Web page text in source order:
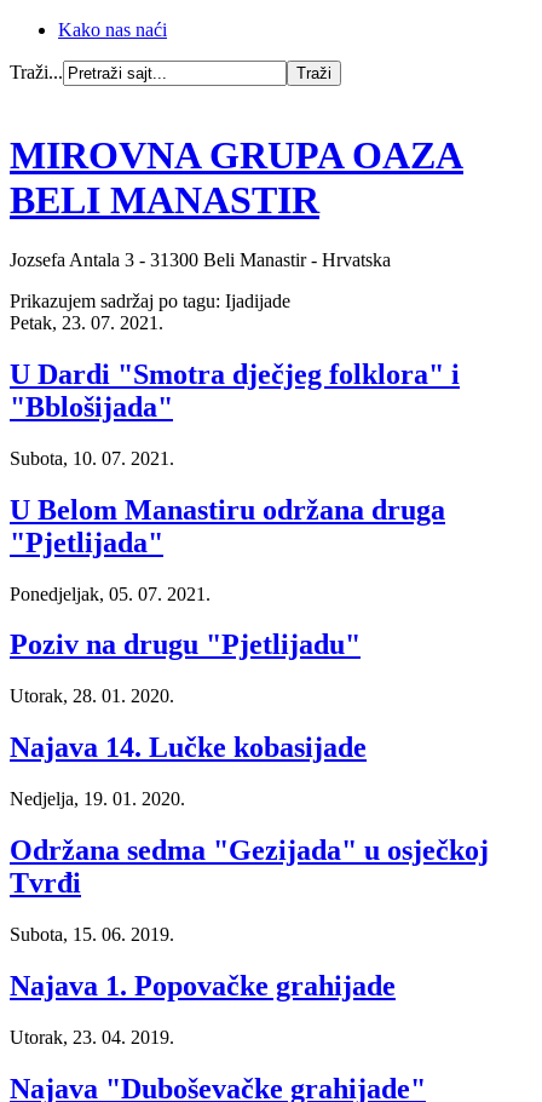
Kako nas naći
Traži...
MIROVNA GRUPA OAZA
BELI MANASTIR
Jozsefa Antala 3 - 31300 Beli Manastir - Hrvatska
Prikazujem sadržaj po tagu: Ijadijade
Petak, 23. 07. 2021.
U Dardi "Smotra dječjeg folklora" i
"Bblošijada"
Subota, 10. 07. 2021.
U Belom Manastiru održana druga
"Pjetlijada"
Ponedjeljak, 05. 07. 2021.
Poziv na drugu "Pjetlijadu"
Utorak, 28. 01. 2020.
Najava 14. Lučke kobasijade
Nedjelja, 19. 01. 2020.
Održana sedma "Gezijada" u osječkoj
Tvrđi
Subota, 15. 06. 2019.
Najava 1. Popovačke grahijade
Utorak, 23. 04. 2019.
Najava "Duboševačke grahijade"